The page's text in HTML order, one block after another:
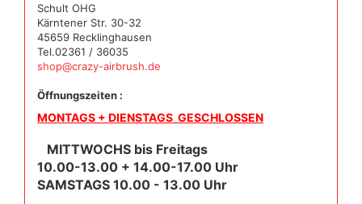
Schult OHG
Kärntener Str. 30-32
45659 Recklinghausen
Tel.02361 / 36035
shop@crazy-airbrush.de
Öffnungszeiten :
MONTAGS + DIENSTAGS GESCHLOSSEN
MITTWOCHS bis Freitags
10.00-13.00 + 14.00-17.00 Uhr
SAMSTAGS 10.00 - 13.00 Uhr